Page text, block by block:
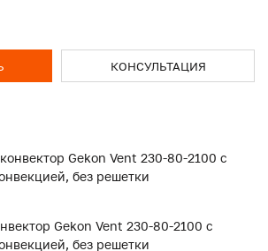
КОНСУЛЬТАЦИЯ
Gekon Vent 230-80-2100 с
без решетки